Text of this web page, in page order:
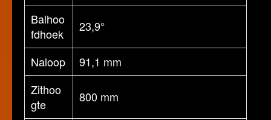
Balhoo
fdhoek
23,9°
Naloop
91,1 mm
Zithoo
gte
800 mm